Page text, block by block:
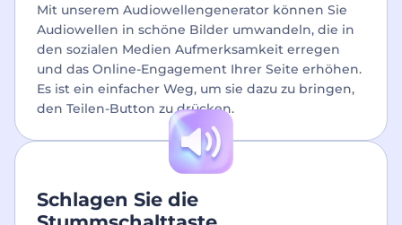
Mit unserem Audiowellengenerator können Sie
Audiowellen in schöne Bilder umwandeln, die in
den sozialen Medien Aufmerksamkeit erregen
und das Online-Engagement Ihrer Seite erhöhen.
Es ist ein einfacher Weg, um sie dazu zu bringen,
den Teilen-Button zu drücken.
Schlagen Sie die